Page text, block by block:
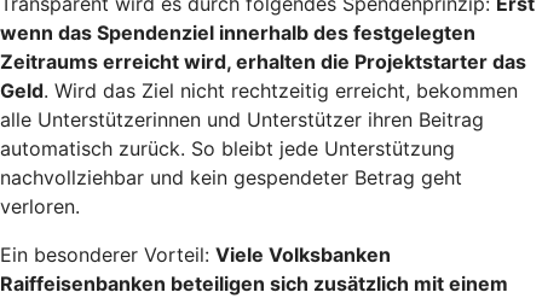
wenn das Spendenziel innerhalb des festgelegten
Zeitraums erreicht wird, erhalten die Projektstarter das
Geld. Wird das Ziel nicht rechtzeitig erreicht, bekommen
alle Unterstützerinnen und Unterstützer ihren Beitrag
automatisch zurück. So bleibt jede Unterstützung
nachvollziehbar und kein gespendeter Betrag geht
verloren.
Ein besonderer Vorteil: Viele Volksbanken
Raiffeisenbanken beteiligen sich zusätzlich mit einem